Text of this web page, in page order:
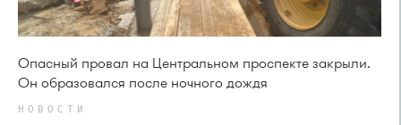
Опасный провал на Центральном проспекте закрыли.
Он образовался после ночного дождя
НОВОСТИ